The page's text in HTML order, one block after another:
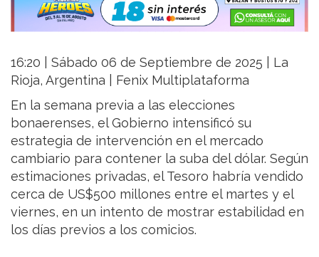
16:20 | Sábado 06 de Septiembre de 2025 | La
Rioja, Argentina | Fenix Multiplataforma
En la semana previa a las elecciones
bonaerenses, el Gobierno intensificó su
estrategia de intervención en el mercado
cambiario para contener la suba del dólar. Según
estimaciones privadas, el Tesoro habría vendido
cerca de US$500 millones entre el martes y el
viernes, en un intento de mostrar estabilidad en
los días previos a los comicios.